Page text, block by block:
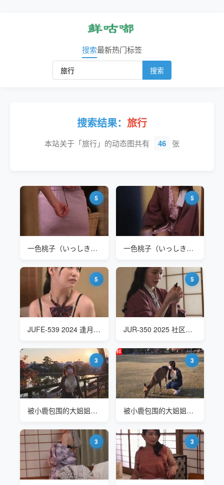
搜索最新热门标签
搜索
搜索结果： 旅行
本站关于「旅行」的动态图共有 46 张
5
一色桃子（いっしきももこ Momoko Isshiki）JUY-616 温泉旅行
5
一色桃子（いっしきももこ Momoko Isshiki）JUY-616 温泉旅行
5
JUFE-539 2024 逢月日葵(逢月ひまり Aizuki Himari) 修学旅行
5
JUR-350 2025 社区联谊会的温泉旅行
3
被小鹿包围的大姐姐Velvet 的日本旅行
3
被小鹿包围的大姐姐Velvet 的日本旅行
3 3